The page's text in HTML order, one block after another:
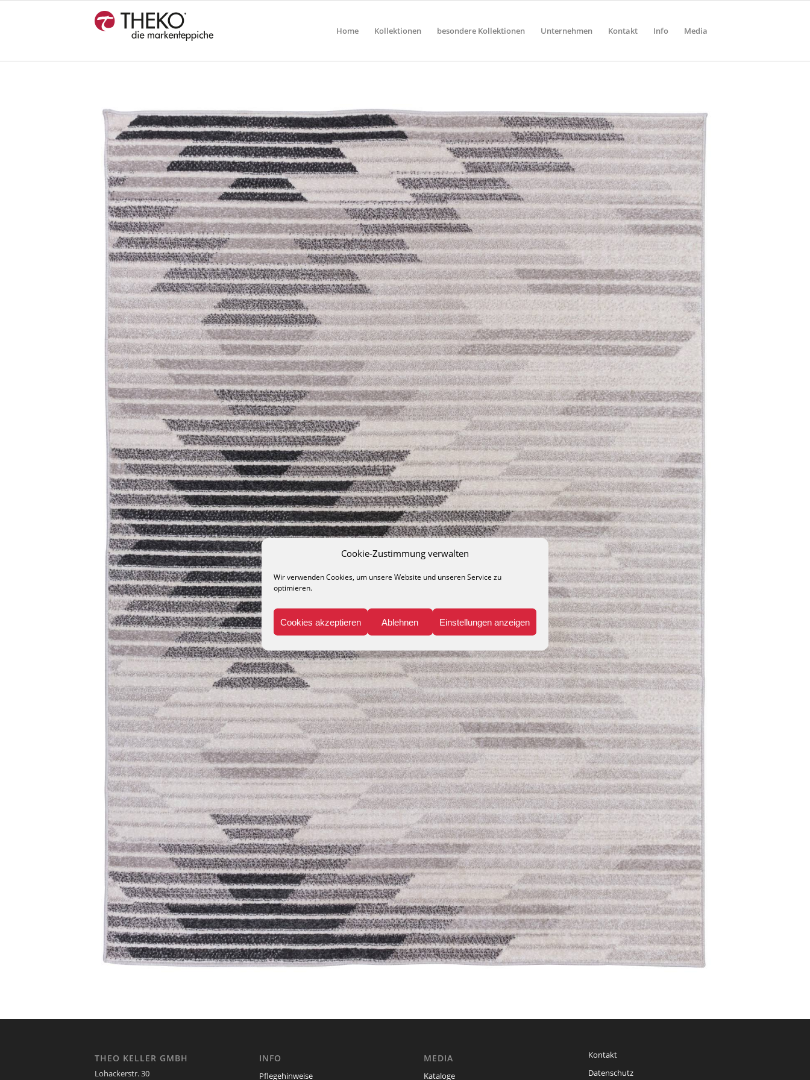
Cookie-Zustimmung verwalten
Wir verwenden Cookies, um unsere Website und unseren Service zu
optimieren.
Cookies akzeptieren Ablehnen Einstellungen anzeigen
Home Kollektionen besondere Kollektionen Unternehmen Kontakt Info Media
THEO KELLER GMBH
Lohackerstr. 30
INFO
Pflegehinweise
MEDIA
Kataloge
Kontakt
Datenschutz